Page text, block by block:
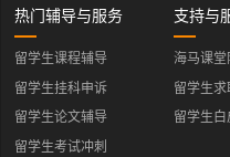
热门辅导与服务
留学生课程辅导
留学生挂科申诉
留学生论文辅导
留学生考试冲刺
支持与
海马课堂
留学生求
留学生白